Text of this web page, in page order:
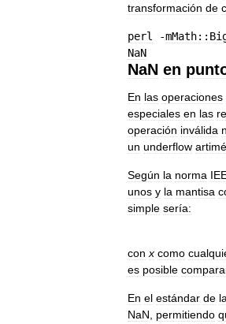
transformación de
perl -
NaN
NaN en
En las operaciones
especiales en las
operación inválida
un underflow
Según la norma
unos y la mantisa
simple sería:
con x como
es posible
En el estándar de la
NaN
permitiendo